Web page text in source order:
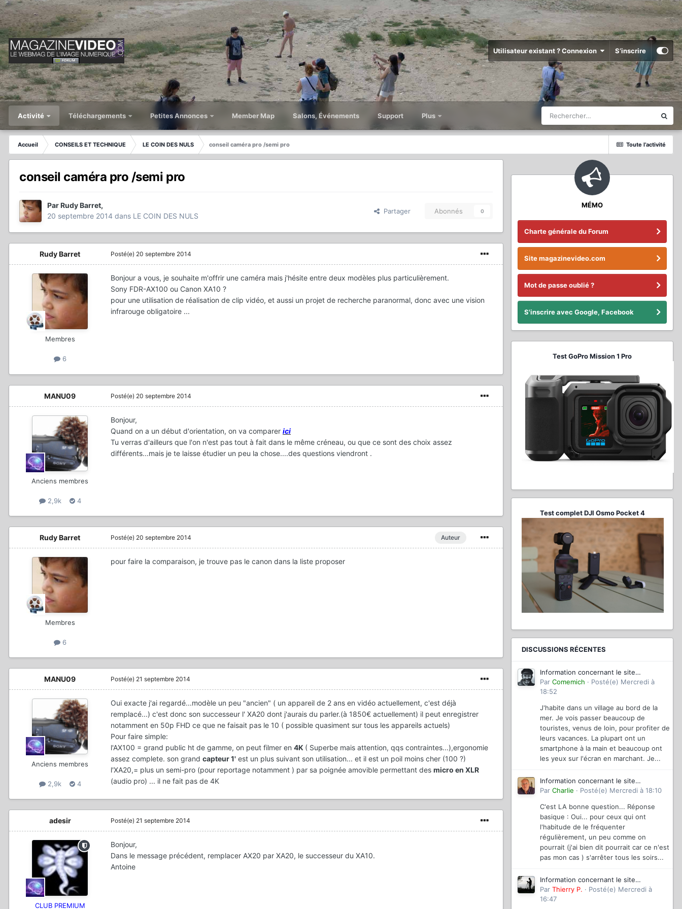
Utilisateur existant ? Connexion S’inscrire
Activité Téléchargements Petites Annonces Member Map Salons, Événements Support Plus
Toute l’activité
Accueil CONSEILS ET TECHNIQUE LE COIN DES NULS conseil caméra pro /semi pro
conseil caméra pro /semi pro
ParRudy Barret,
20 septembre 2014 dans LE COIN DES NULS
Partager Abonnés 0
Rudy Barret
Membres
6
Posté(e) 20 septembre 2014
Bonjour a vous, je souhaite m'offrir une caméra mais j'hésite entre deux modèles plus particulièrement.
Sony FDR-AX100 ou Canon XA10 ?
pour une utilisation de réalisation de clip vidéo, et aussi un projet de recherche paranormal, donc avec une vision
infrarouge obligatoire ...
MANU09
Anciens membres
2,9k 4
Posté(e) 20 septembre 2014
Bonjour,
Quand on a un début d'orientation, on va comparer ici
Tu verras d'ailleurs que l'on n'est pas tout à fait dans le même créneau, ou que ce sont des choix assez
différents...mais je te laisse étudier un peu la chose....des questions viendront .
Rudy Barret
Membres
6
Auteur
Posté(e) 20 septembre 2014
pour faire la comparaison, je trouve pas le canon dans la liste proposer
MANU09
Anciens membres
2,9k 4
Posté(e) 21 septembre 2014
Oui exacte j'ai regardé...modèle un peu "ancien" ( un appareil de 2 ans en vidéo actuellement, c'est déjà
remplacé...) c'est donc son successeur l' XA20 dont j'aurais du parler.(à 1850€ actuellement) il peut enregistrer
notamment en 50p FHD ce que ne faisait pas le 10 ( possible quasiment sur tous les appareils actuels)
Pour faire simple:
l'AX100 = grand public ht de gamme, on peut filmer en 4K ( Superbe mais attention, qqs contraintes...),ergonomie
assez complete. son grand capteur 1' est un plus suivant son utilisation... et il est un poil moins cher (100 ?)
l'XA20,= plus un semi-pro (pour reportage notamment ) par sa poignée amovible permettant des micro en XLR
(audio pro) ... il ne fait pas de 4K
adesir
CLUB PREMIUM
Posté(e) 21 septembre 2014
Bonjour,
Dans le message précédent, remplacer AX20 par XA20, le successeur du XA10.
Antoine
MÉMO
Charte générale du Forum
Site magazinevideo.com
Mot de passe oublié ?
S'inscrire avec Google, Facebook
Test GoPro Mission 1 Pro
Test complet DJI Osmo Pocket 4
DISCUSSIONS RÉCENTES
Information concernant le site
magazinevideo
Par Comemich · Posté(e) Mercredi à
18:52
J'habite dans un village au bord de la
mer. Je vois passer beaucoup de
touristes, venus de loin, pour profiter de
leurs vacances. La plupart ont un
smartphone à la main et beaucoup ont
les yeux sur l'écran en marchant. Je...
Information concernant le site
magazinevideo
Par Charlie · Posté(e) Mercredi à 18:10
C'est LA bonne question... Réponse
basique : Oui... pour ceux qui ont
l'habitude de le fréquenter
régulièrement, un peu comme on
pourrait (j'ai bien dit pourrait car ce n'est
pas mon cas ) s'arrêter tous les soirs...
Information concernant le site
magazinevideo
Par Thierry P. · Posté(e) Mercredi à
16:47